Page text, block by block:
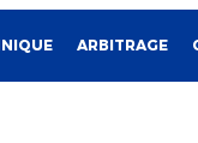
ARBITRAGE